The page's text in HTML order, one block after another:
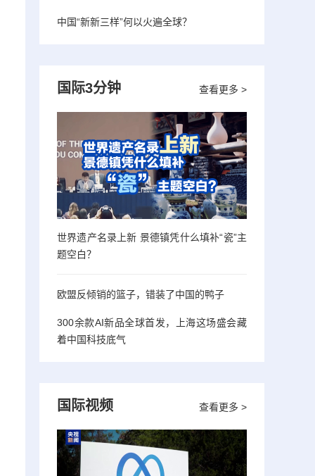
中国“新新三样”何以火遍全球？
查看更多 >
国际3分钟
世界遗产名录上新 景德镇凭什么填补“瓷”主
题空白？
欧盟反倾销的篮子，错装了中国的鸭子
300余款AI新品全球首发，上海这场盛会藏
着中国科技底气
查看更多 >
国际视频